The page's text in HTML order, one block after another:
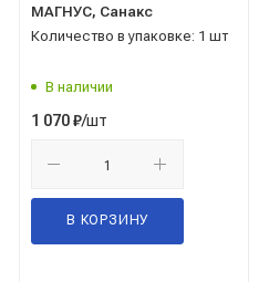
МАГНУС, Санакс
Количество в упаковке: 1 шт
В наличии
1 070₽/шт
В КОРЗИНУ